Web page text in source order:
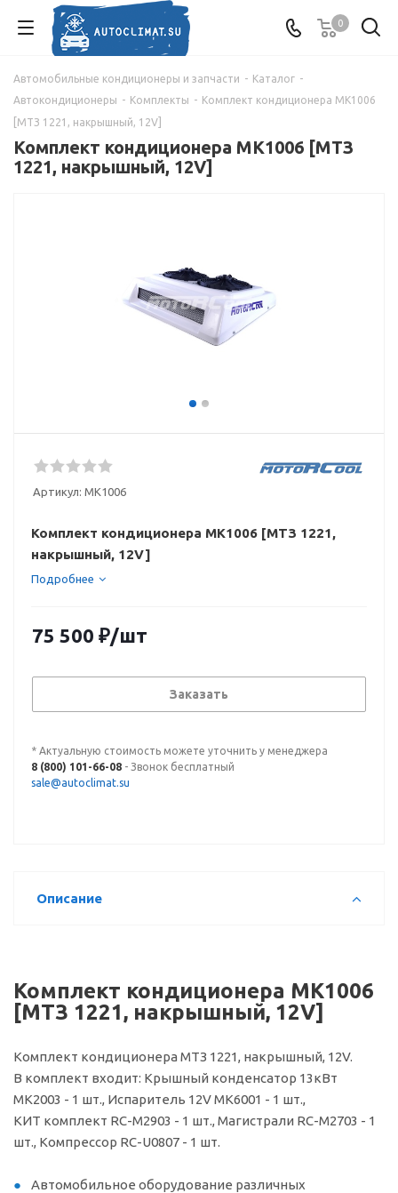
0
Автомобильные кондиционеры и запчасти - Каталог -
Автокондиционеры - Комплекты - Комплект кондиционера МК1006
[МТЗ 1221, накрышный, 12V]
Комплект кондиционера МК1006 [МТЗ
1221, накрышный, 12V]
Артикул: МК1006
Комплект кондиционера МК1006 [МТЗ 1221,
накрышный, 12V]
Подробнее
75 500 ₽/шт
Заказать
* Актуальную стоимость можете уточнить у менеджера
8 (800) 101-66-08 - Звонок бесплатный
sale@autoclimat.su
Описание
Комплект кондиционера МК1006
[МТЗ 1221, накрышный, 12V]
Комплект кондиционера МТЗ 1221, накрышный, 12V.
В комплект входит: Крышный конденсатор 13кВт
МК2003 - 1 шт., Испаритель 12V МК6001 - 1 шт.,
КИТ комплект RC-M2903 - 1 шт., Магистрали RC-M2703 - 1
шт., Компрессор RC-U0807 - 1 шт.
Автомобильное оборудование различных